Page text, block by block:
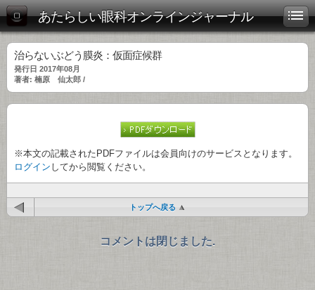
あたらしい眼科オンラインジャーナル
治らないぶどう膜炎：仮面症候群
発行日 2017年08月
著者: 楠原 仙太郎 /
※本文の記載されたPDFファイルは会員向けのサービスとなります。
ログイン してから閲覧ください。
トップへ戻る
コメントは閉じました.